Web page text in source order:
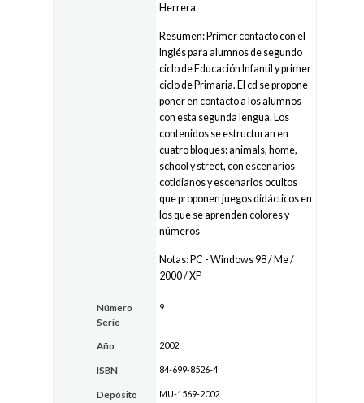
Herrera
Resumen: Primer contacto con el
Inglés para alumnos de segundo
ciclo de Educación Infantil y primer
ciclo de Primaria. El cd se propone
poner en contacto a los alumnos
con esta segunda lengua. Los
contenidos se estructuran en
cuatro bloques: animals, home,
school y street, con escenarios
cotidianos y escenarios ocultos
que proponen juegos didácticos en
los que se aprenden colores y
números
Notas: PC - Windows 98 / Me /
2000 / XP
Número
Serie
9
Año 2002
ISBN 84-699-8526-4
Depósito
MU-1569-2002